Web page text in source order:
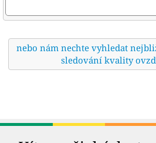
nebo nám nechte vyhledat
sledování kvality